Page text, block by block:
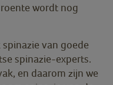
wordt nog
van goede
spinazie-experts.
en daarom zijn we